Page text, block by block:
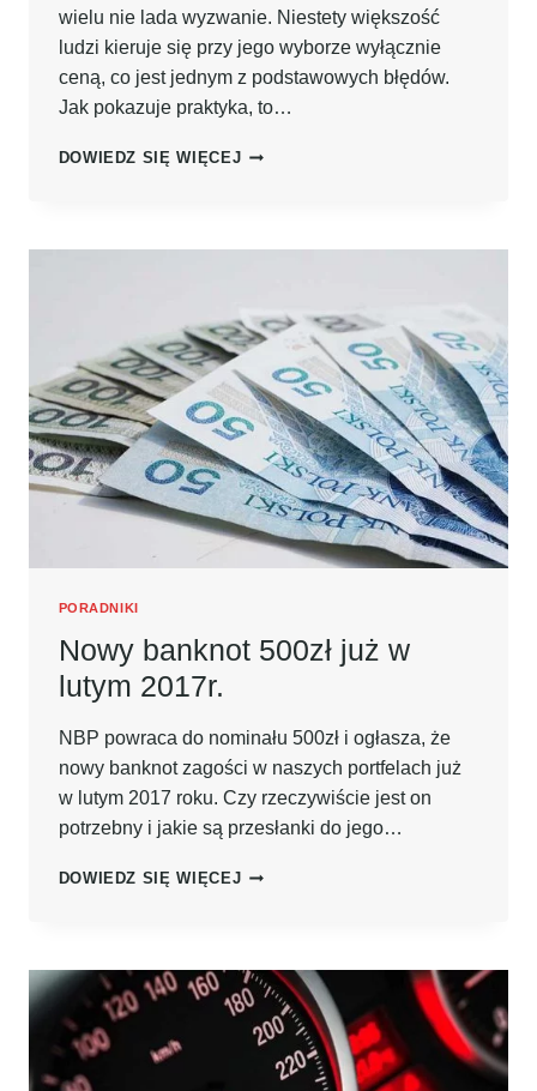
wielu nie lada wyzwanie. Niestety większość
ludzi kieruje się przy jego wyborze wyłącznie
ceną, co jest jednym z podstawowych błędów.
Jak pokazuje praktyka, to…
DOWIEDZ SIĘ WIĘCEJJAK
–
PORADNIK!
PORADNIKI
Nowy banknot 500zł już w
lutym 2017r.
NBP powraca do nominału 500zł i ogłasza, że
nowy banknot zagości w naszych portfelach już
w lutym 2017 roku. Czy rzeczywiście jest on
potrzebny i jakie są przesłanki do jego…
DOWIEDZ SIĘ WIĘCEJNOWY
W
LUTYM
2017R.